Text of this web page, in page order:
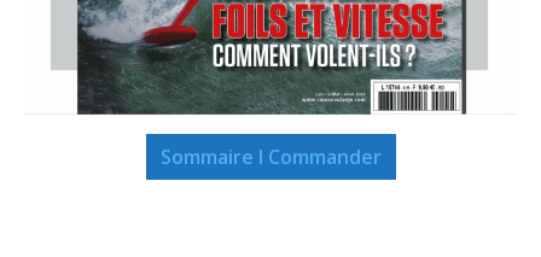
Sommaire I Commander